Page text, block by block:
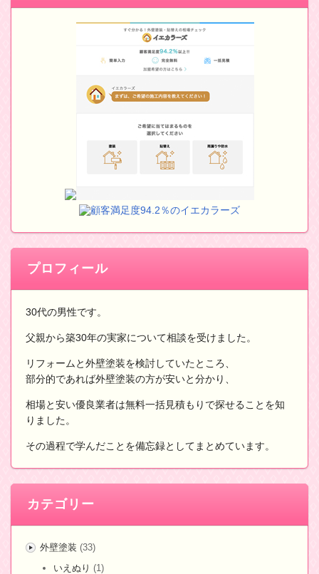
顧客満足度94.2％のイエカラーズ
プロフィール
30代の男性です。
父親から築30年の実家について相談を受けました。
リフォームと外壁塗装を検討していたところ、
部分的であれば外壁塗装の方が安いと分かり、
相場と安い優良業者は無料一括見積もりで探せることを知
りました。
その過程で学んだことを備忘録としてまとめています。
カテゴリー
外壁塗装 (33)
いえぬり (1)